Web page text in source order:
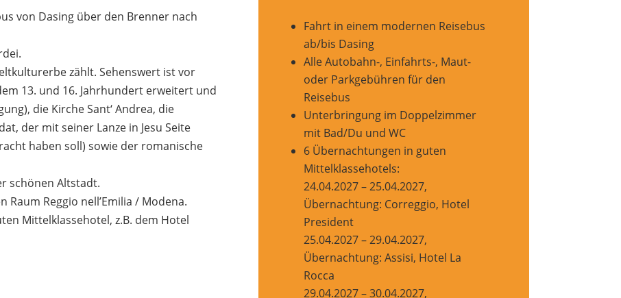
von Dasing über den Brenner nach
zählt. Sehenswert ist vor
13. und 16. Jahrhundert erweitert und
die Kirche Sant‘ Andrea, die
der mit seiner Lanze in Jesu Seite
haben soll) sowie der romanische
schönen Altstadt.
Reggio nell’Emilia / Modena.
Mittelklassehotel, z.B. dem Hotel
Fahrt in einem modernen Reisebus
ab/bis Dasing
Alle Autobahn-, Einfahrts-, Maut-
oder Parkgebühren für den
Reisebus
Unterbringung im Doppelzimmer
mit Bad/Du und WC
6 Übernachtungen in guten
Mittelklassehotels:
24.04.2027 – 25.04.2027,
Übernachtung: Correggio, Hotel
President
25.04.2027 – 29.04.2027,
Übernachtung: Assisi, Hotel La
Rocca
29.04.2027 – 30.04.2027,